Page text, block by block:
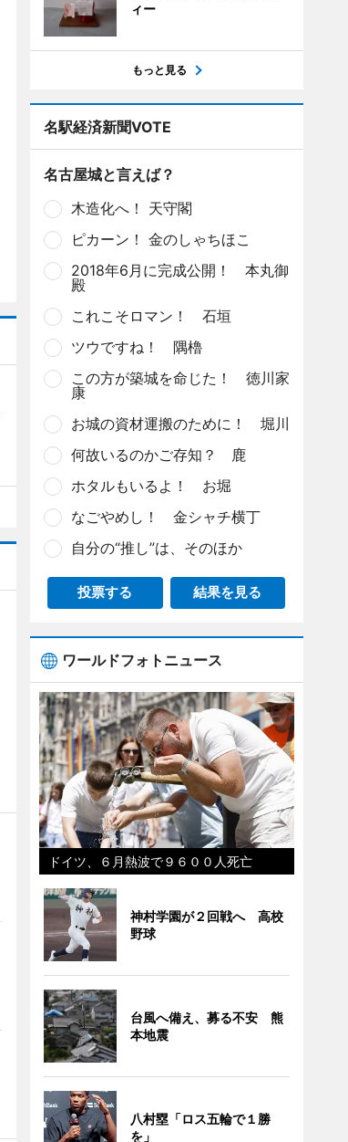
ィー
もっと見る
名駅経済新聞VOTE
名古屋城と言えば？
木造化へ！ 天守閣
ピカーン！ 金のしゃちほこ
2018年6月に完成公開！ 本丸御
殿
これこそロマン！ 石垣
ツウですね！ 隅櫓
この方が築城を命じた！ 徳川家
康
お城の資材運搬のために！ 堀川
何故いるのかご存知？ 鹿
ホタルもいるよ！ お堀
なごやめし！ 金シャチ横丁
自分の“推し”は、そのほか
投票する 結果を見る
ワールドフォトニュース
ドイツ、６月熱波で９６００人死亡
神村学園が２回戦へ 高校
野球
台風へ備え、募る不安 熊
本地震
八村塁「ロス五輪で１勝
を」